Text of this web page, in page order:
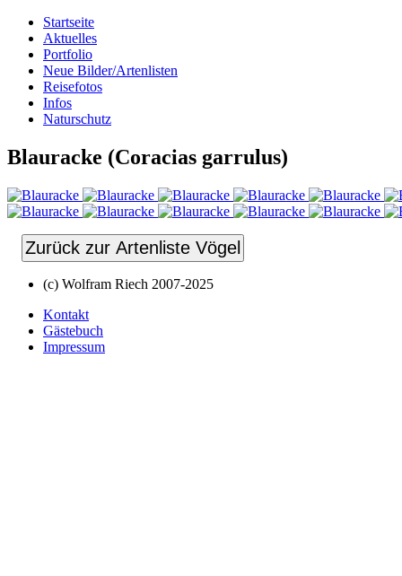
Startseite
Aktuelles
Portfolio
Neue Bilder/Artenlisten
Reisefotos
Infos
Naturschutz
Blauracke (Coracias garrulus)
Zurück zur Artenliste Vögel
(c) Wolfram Riech 2007-2025
Kontakt
Gästebuch
Impressum